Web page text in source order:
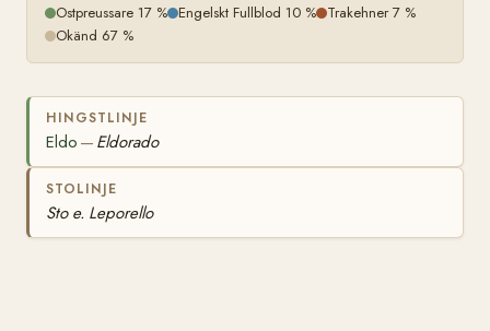
Ostpreussare 17 % Engelskt Fullblod 10 % Trakehner 7 %
Okänd 67 %
HINGSTLINJE
Eldo — Eldorado
STOLINJE
Sto e. Leporello